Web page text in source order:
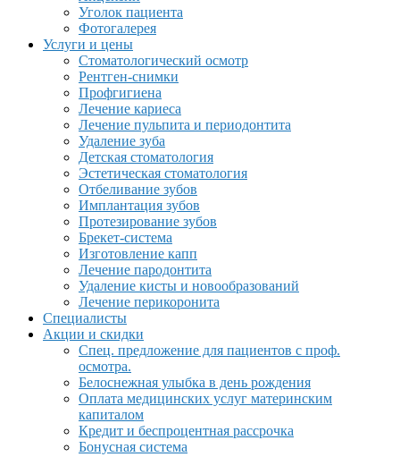
Уголок пациента
Фотогалерея
Услуги и цены
Стоматологический осмотр
Рентген-снимки
Профгигиена
Лечение кариеса
Лечение пульпита и периодонтита
Удаление зуба
Детская стоматология
Эстетическая стоматология
Отбеливание зубов
Имплантация зубов
Протезирование зубов
Брекет-система
Изготовление капп
Лечение пародонтита
Удаление кисты и новообразований
Лечение перикоронита
Специалисты
Акции и скидки
Спец. предложение для пациентов с проф.
осмотра.
Белоснежная улыбка в день рождения
Оплата медицинских услуг материнским
капиталом
Кредит и беспроцентная рассрочка
Бонусная система